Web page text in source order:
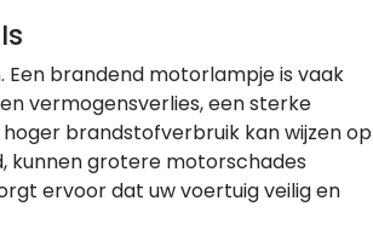
brandend motorlampje is vaak
vermogensverlies, een sterke
brandstofverbruik kan wijzen op
kunnen grotere motorschades
ervoor dat uw voertuig veilig en